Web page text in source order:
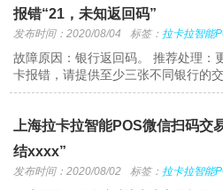
报错“21，未知返回码”
发布时间：2020/08/04 标签： 拉卡拉智能
故障原因：银行返回码。 推荐处理：
卡报错，请提供至少三张不同银行的
上海拉卡拉智能POS微信扫码交
结xxxx”
发布时间：2020/08/02 标签： 拉卡拉智能